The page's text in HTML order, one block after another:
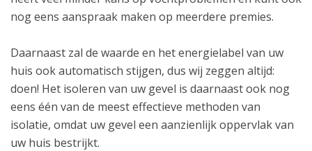
nog eens aanspraak maken op meerdere premies.
Daarnaast zal de waarde en het energielabel van uw
huis ook automatisch stijgen, dus wij zeggen altijd:
doen! Het isoleren van uw gevel is daarnaast ook nog
eens één van de meest effectieve methoden van
isolatie, omdat uw gevel een aanzienlijk oppervlak van
uw huis bestrijkt.